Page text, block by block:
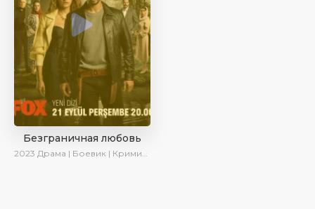
Безграничная любовь
2023 Драма | Боевик | Криминал | SesDizi | Сериалы 2023